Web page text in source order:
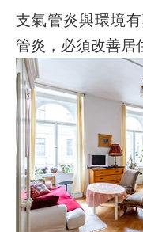
支氣管炎與環境
管炎，必須改善居